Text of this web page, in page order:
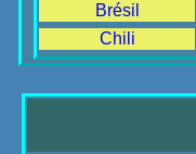
Brésil
Chili